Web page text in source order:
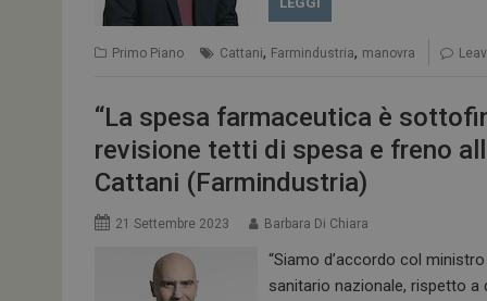
Primo Piano Cattani, Farmindustria, manovra
“La spesa farmaceutica è
revisione tetti di spesa e freno
Cattani (Farmindustria)
21 Settembre 2023 Barbara Di Chiara
“Siamo d’accordo col
sanitario nazionale, rispetto a
PHPSESSID
ironfish-session-id